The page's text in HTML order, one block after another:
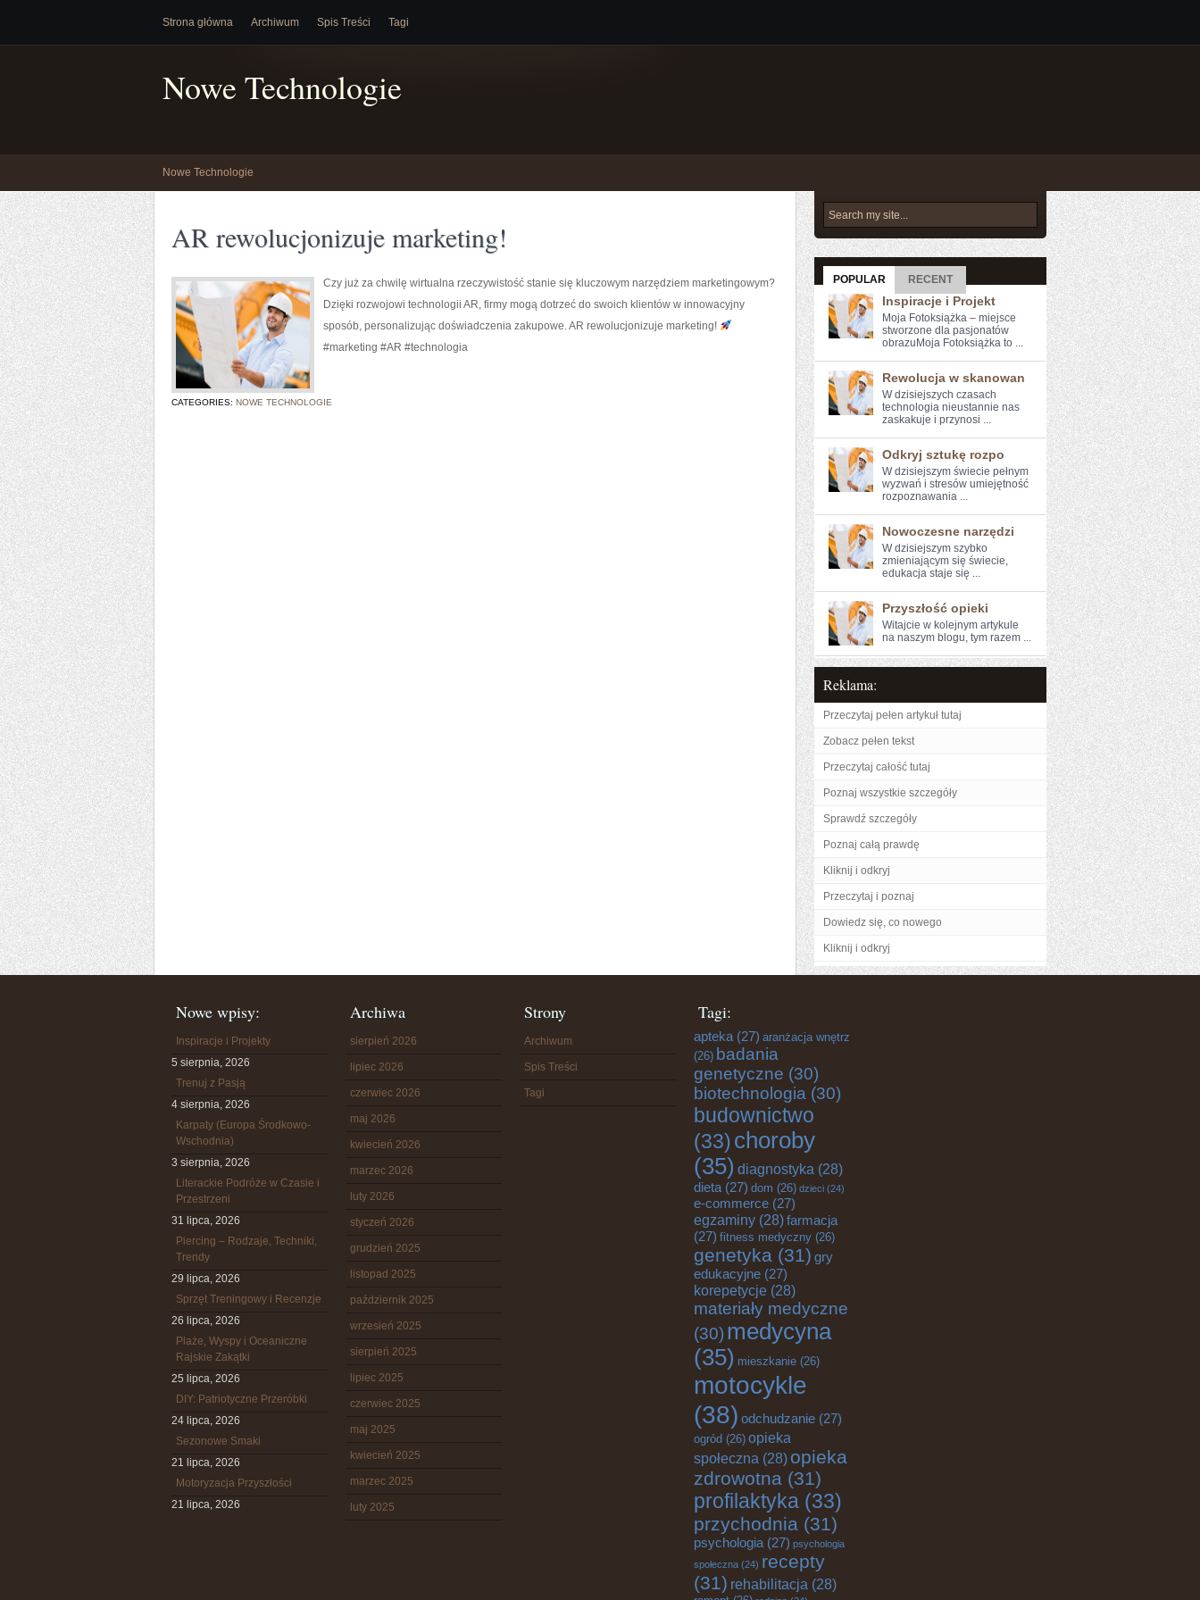
Strona główna Archiwum Spis Treści Tagi
Nowe Technologie
Nowe Technologie
AR rewolucjonizuje marketing!
Czy już za chwilę wirtualna rzeczywistość stanie się kluczowym narzędziem marketingowym?
Dzięki rozwojowi technologii AR, firmy mogą dotrzeć do swoich klientów w innowacyjny
sposób, personalizując doświadczenia zakupowe. AR rewolucjonizuje marketing!
#marketing #AR #technologia
CATEGORIES: NOWE TECHNOLOGIE
POPULAR RECENT
Inspiracje i Projekt
Moja Fotoksiążka – miejsce
stworzone dla pasjonatów
obrazuMoja Fotoksiążka to ...
Rewolucja w skanowan
W dzisiejszych czasach
‌technologia nieustannie ‍nas
zaskakuje⁢ i przynosi ...
Odkryj sztukę rozpo
W dzisiejszym świecie pełnym
wyzwań i stresów ⁣umiejętność
rozpoznawania ...
Nowoczesne narzędzi
W dzisiejszym ​szybko
zmieniającym się świecie,
edukacja staje się ...
Przyszłość opieki
Witajcie w ‍kolejnym artykule
na naszym blogu, tym razem ...
Reklama:
Przeczytaj pełen artykuł tutaj
Zobacz pełen tekst
Przeczytaj całość tutaj
Poznaj wszystkie szczegóły
Sprawdź szczegóły
Poznaj całą prawdę
Kliknij i odkryj
Przeczytaj i poznaj
Dowiedz się, co nowego
Kliknij i odkryj
Nowe wpisy:
Inspiracje i Projekty
5 sierpnia, 2026
Trenuj z Pasją
4 sierpnia, 2026
Karpaty (Europa Środkowo-
Wschodnia)
3 sierpnia, 2026
Literackie Podróże w Czasie i
Przestrzeni
31 lipca, 2026
Piercing – Rodzaje, Techniki,
Trendy
29 lipca, 2026
Sprzęt Treningowy i Recenzje
26 lipca, 2026
Plaże, Wyspy i Oceaniczne
Rajskie Zakątki
25 lipca, 2026
DIY: Patriotyczne Przeróbki
24 lipca, 2026
Sezonowe Smaki
21 lipca, 2026
Motoryzacja Przyszłości
21 lipca, 2026
Archiwa
sierpień 2026
lipiec 2026
czerwiec 2026
maj 2026
kwiecień 2026
marzec 2026
luty 2026
styczeń 2026
grudzień 2025
listopad 2025
październik 2025
wrzesień 2025
sierpień 2025
lipiec 2025
czerwiec 2025
maj 2025
kwiecień 2025
marzec 2025
luty 2025
Strony
Archiwum
Spis Treści
Tagi
Tagi:
apteka (27) aranżacja wnętrz
(26) badania
genetyczne (30)
biotechnologia (30)
budownictwo
(33)choroby
(35) diagnostyka (28)
dieta (27) dom (26) dzieci (24)
e-commerce (27)
egzaminy (28)farmacja
(27) fitness medyczny (26)
genetyka (31) gry
edukacyjne (27)
korepetycje (28)
materiały medyczne
(30) medycyna
(35) mieszkanie (26)
motocykle
(38) odchudzanie (27)
ogród (26) opieka
społeczna (28) opieka
zdrowotna (31)
profilaktyka (33)
przychodnia (31)
psychologia (27) psychologia
społeczna (24) recepty
(31) rehabilitacja (28)